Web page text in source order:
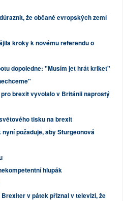
že občané evropských zemí
kroky k novému referendu o
dopoledne: "Musím jet hrát kriket"
brexit vyvolalo v Británii naprostý
tisku na brexit
požaduje, aby Sturgeonová
hlupák
v pátek přiznal v televizi, že